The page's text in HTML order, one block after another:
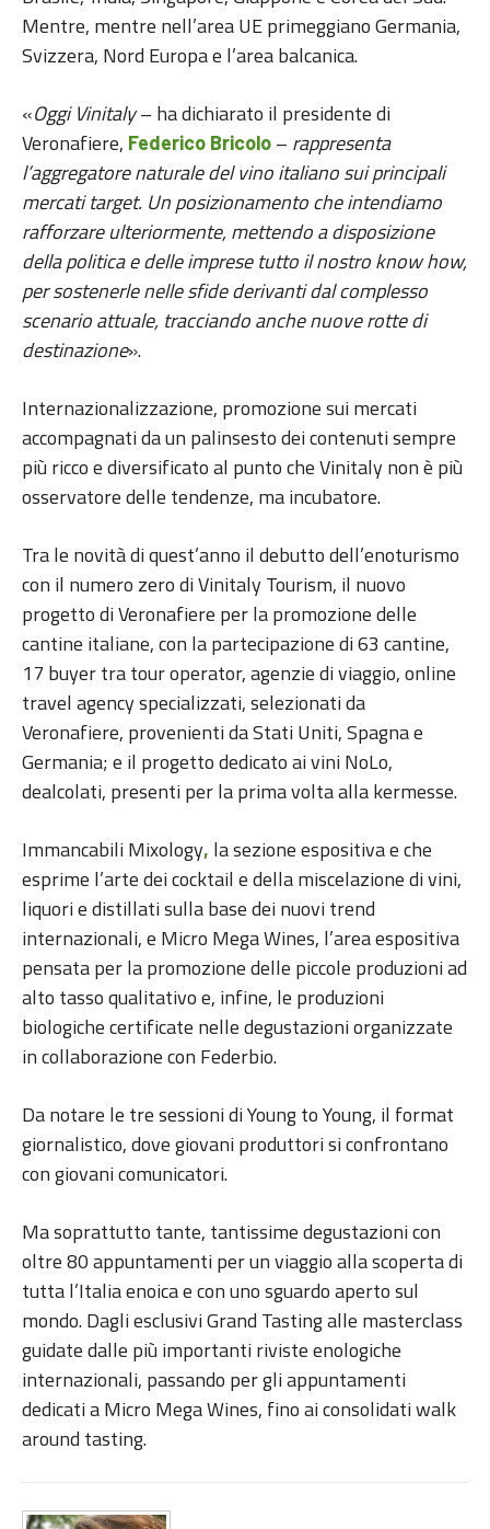
Mentre, mentre nell’area UE primeggiano Germania,
Svizzera, Nord Europa e l’area balcanica.
«Oggi Vinitaly– ha dichiarato il presidente di
Veronafiere, Federico Bricolo – rappresenta
l’aggregatore naturale del vino italiano sui principali
mercati target. Un posizionamento che intendiamo
rafforzare ulteriormente, mettendo a disposizione
della politica e delle imprese tutto il nostro know how,
per sostenerle nelle sfide derivanti dal complesso
scenario attuale, tracciando anche nuove rotte di
destinazione».
Internazionalizzazione, promozione sui mercati
accompagnati da un palinsesto dei contenuti sempre
più ricco e diversificato al punto che Vinitaly non è più
osservatore delle tendenze, ma incubatore.
Tra le novità di quest’anno il debutto dell’enoturismo
con il numero zero di Vinitaly Tourism, il nuovo
progetto di Veronafiere per la promozione delle
cantine italiane, con la partecipazione di 63 cantine,
17 buyer tra tour operator, agenzie di viaggio, online
travel agency specializzati, selezionati da
Veronafiere, provenienti da Stati Uniti, Spagna e
Germania; e il progetto dedicato ai vini NoLo,
dealcolati, presenti per la prima volta alla kermesse.
Immancabili Mixology, la sezione espositiva e che
esprime l’arte dei cocktail e della miscelazione di vini,
liquori e distillati sulla base dei nuovi trend
internazionali, e Micro Mega Wines, l’area espositiva
pensata per la promozione delle piccole produzioni ad
alto tasso qualitativo e, infine, le produzioni
biologiche certificate nelle degustazioni organizzate
in collaborazione con Federbio.
Da notare le tre sessioni di Young to Young, il format
giornalistico, dove giovani produttori si confrontano
con giovani comunicatori.
Ma soprattutto tante, tantissime degustazioni con
oltre 80 appuntamenti per un viaggio alla scoperta di
tutta l’Italia enoica e con uno sguardo aperto sul
mondo. Dagli esclusivi Grand Tasting alle masterclass
guidate dalle più importanti riviste enologiche
internazionali, passando per gli appuntamenti
dedicati a Micro Mega Wines, fino ai consolidati walk
around tasting.